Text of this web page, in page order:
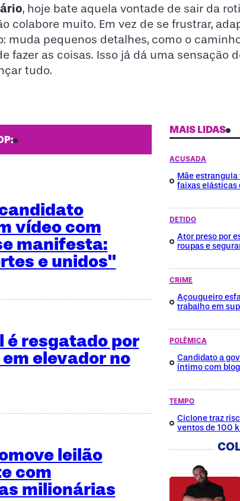
, hoje bate aquela vontade de sair da
colabore muito. Em vez de se frustrar,
muda pequenos detalhes, como o
fazer as coisas. Isso já dá uma sensação
tudo.
vídeo com
manifesta:
e unidos"
é resgatado por
elevador no
leilão
com
milionárias
MAIS LIDAS
ACUSADA
Mãe
faixas elásticas
DETIDO
Ator preso por
roupas e
CRIME
Açougueiro
trabalho em
POLÊMICA
Candidato a
íntimo com
TEMPO
Ciclone traz
ventos de 100